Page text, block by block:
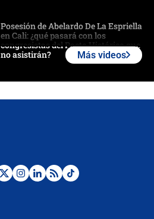
Posesión de Abelardo De La Espriella
en Cali: ¿qué pasará con los
congresistas del Pacto Histórico que
no asistirán?
¿Por qué De la Espriella gobernará
Más videos